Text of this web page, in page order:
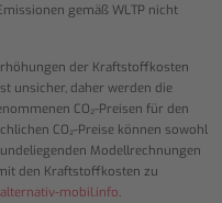
gemäß WLTP nicht
der Kraftstoffkosten
unsicher, daher werden die
CO₂-Preisen für den
CO₂-Preise können sowohl
Modellrechnungen
den Kraftstoffkosten zu
mobil.info.